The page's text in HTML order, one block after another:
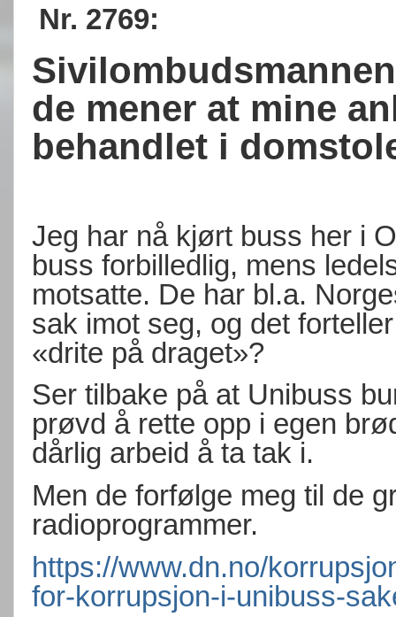
Nr. 2769:
de mener at mine
behandlet i
Jeg har nå kjørt buss her i
buss forbilledlig, mens
motsatte. De har bl.a.
sak imot seg, og det
«drite på draget»?
Ser tilbake på at Unibuss
prøvd å rette opp i egen
dårlig arbeid å ta tak i.
Men de forfølge meg til de
radioprogrammer.
https://www.dn.no/
for-korrupsjon-i-unibuss-